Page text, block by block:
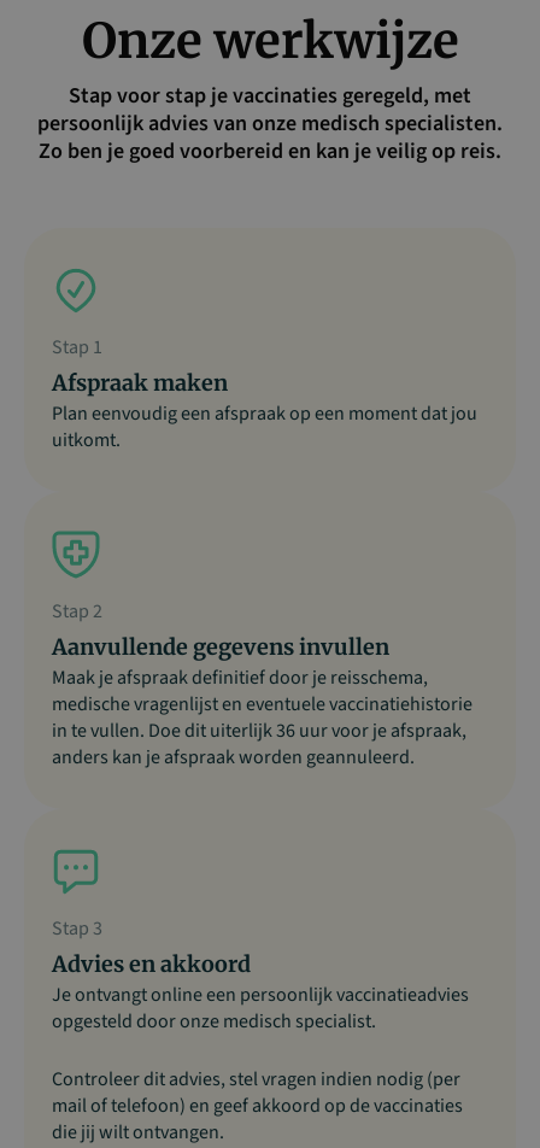
Onze werkwijze
Stap voor stap je vaccinaties geregeld, met
persoonlijk advies van onze medisch specialisten.
Zo ben je goed voorbereid en kan je veilig op reis.
Stap 1
Afspraak maken
Plan eenvoudig een afspraak op een moment dat jou
uitkomt.
Stap 2
Aanvullende gegevens invullen
Maak je afspraak definitief door je reisschema,
medische vragenlijst en eventuele vaccinatiehistorie
in te vullen. Doe dit uiterlijk 36 uur voor je afspraak,
anders kan je afspraak worden geannuleerd.
Stap 3
Advies en akkoord
Je ontvangt online een persoonlijk vaccinatieadvies
opgesteld door onze medisch specialist.
Controleer dit advies, stel vragen indien nodig (per
mail of telefoon) en geef akkoord op de vaccinaties
die jij wilt ontvangen.